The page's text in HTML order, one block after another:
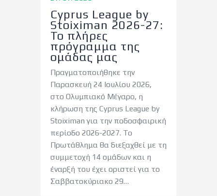
Cyprus League by
Stoiximan 2026-27:
Το πλήρες
πρόγραμμα της
ομάδας μας
Πραγματοποιήθηκε την
Παρασκευή 24 Ιουλίου 2026,
στο Ολυμπιακό Μέγαρο, η
κλήρωση της Cyprus League by
Stoiximan για την ποδοσφαιρική
περίοδο 2026-2027. Το
Πρωτάθλημα θα διεξαχθεί με τη
συμμετοχή 14 ομάδων και η
έναρξή του έχει οριστεί για το
Σαββατοκύριακο 29…